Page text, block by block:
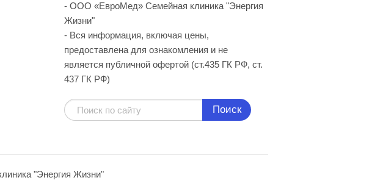
- ООО «ЕвроМед» Семейная клиника "Энергия
Жизни"
- Вся информация, включая цены,
предоставлена для ознакомления и не
является публичной офертой (ст.435 ГК РФ, cт.
437 ГК РФ)
Поиск
"Энергия Жизни"